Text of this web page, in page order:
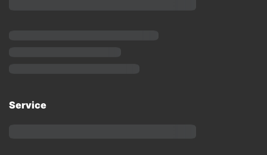
Service